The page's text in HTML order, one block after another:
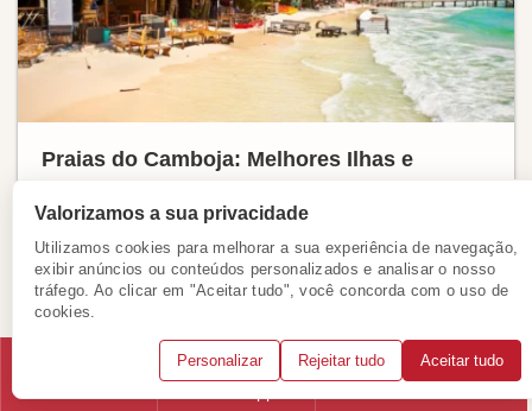
Praias do Camboja: Melhores Ilhas e
Se você já experimentou a energia vibrante da
Tailândia, mas busca um destino mais tranquilo e
intocado, o Camboja é a escolha perfeita. Com custos
acessíveis, paisagens naturais preservadas e ...
Valorizamos a sua privacidade
Utilizamos cookies para melhorar a sua experiência de navegação,
exibir anúncios ou conteúdos personalizados e analisar o nosso
tráfego. Ao clicar em "Aceitar tudo", você concorda com o uso de
cookies.
Personalizar Rejeitar tudo Aceitar tudo